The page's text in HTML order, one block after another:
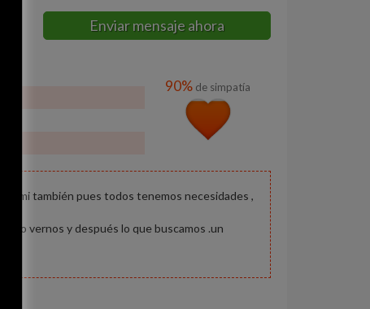
Enviar mensaje ahora
90% de simpatía
a mi también pues todos tenemos necesidades ,
o vernos y después lo que buscamos .un